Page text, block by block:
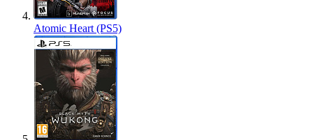
Atomic Heart (PS5)